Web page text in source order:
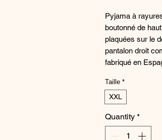
Pyjama à
boutonné de
plaquées sur le
pantalon droit
fabriqué en
Taille *
XXL
Quantity *